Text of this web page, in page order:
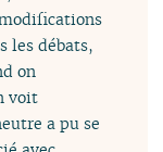
les débats,
on
voit
a pu se